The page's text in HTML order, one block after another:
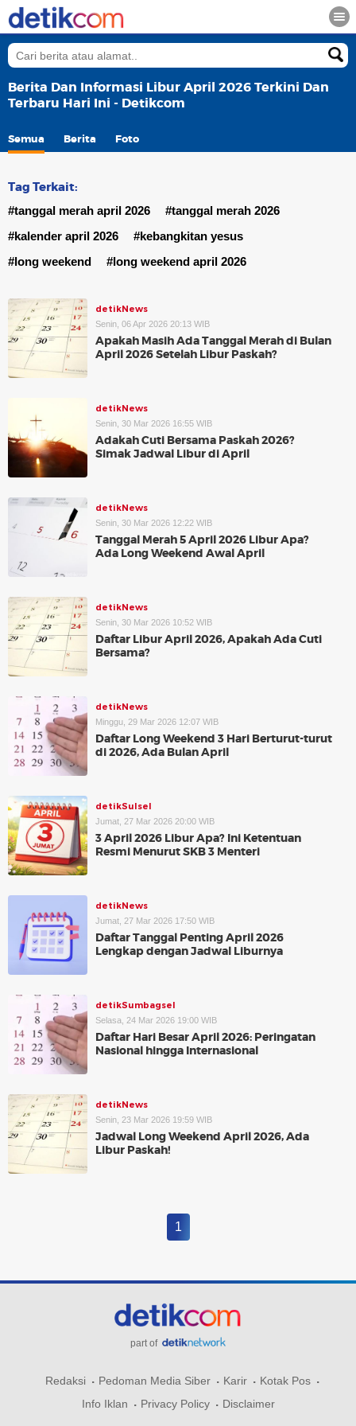
Berita Dan Informasi Libur April 2026 Terkini Dan
Terbaru Hari Ini - Detikcom
Semua Berita Foto
Tag Terkait:
#tanggal merah april 2026
#tanggal merah 2026
#kalender april 2026
#kebangkitan yesus
#long weekend
#long weekend april 2026
detikNews
Senin, 06 Apr 2026 20:13 WIB
Apakah Masih Ada Tanggal Merah di Bulan
April 2026 Setelah Libur Paskah?
detikNews
Senin, 30 Mar 2026 16:55 WIB
Adakah Cuti Bersama Paskah 2026?
Simak Jadwal Libur di April
detikNews
Senin, 30 Mar 2026 12:22 WIB
Tanggal Merah 5 April 2026 Libur Apa?
Ada Long Weekend Awal April
detikNews
Senin, 30 Mar 2026 10:52 WIB
Daftar Libur April 2026, Apakah Ada Cuti
Bersama?
detikNews
Minggu, 29 Mar 2026 12:07 WIB
Daftar Long Weekend 3 Hari Berturut-turut
di 2026, Ada Bulan April
detikSulsel
Jumat, 27 Mar 2026 20:00 WIB
3 April 2026 Libur Apa? Ini Ketentuan
Resmi Menurut SKB 3 Menteri
detikNews
Jumat, 27 Mar 2026 17:50 WIB
Daftar Tanggal Penting April 2026
Lengkap dengan Jadwal Liburnya
detikSumbagsel
Selasa, 24 Mar 2026 19:00 WIB
Daftar Hari Besar April 2026: Peringatan
Nasional hingga Internasional
detikNews
Senin, 23 Mar 2026 19:59 WIB
Jadwal Long Weekend April 2026, Ada
Libur Paskah!
1
part of
Redaksi Pedoman Media Siber Karir
Kotak Pos
Info Iklan
Privacy Policy Disclaimer